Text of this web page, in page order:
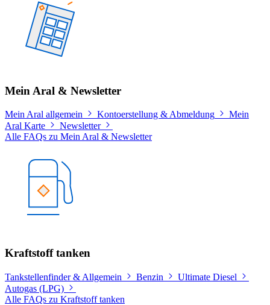
Mein Aral & Newsletter
Mein Aral allgemein Kontoerstellung & Abmeldung
Mein
Aral Karte
Newsletter
Alle FAQs zu Mein Aral & Newsletter
Kraftstoff tanken
Tankstellenfinder & Allgemein Benzin
Ultimate Diesel
Autogas (LPG)
Alle FAQs zu Kraftstoff tanken